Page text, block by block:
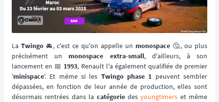
La Twingo 🚘️, c'est ce qu'on appelle un monospace 🤔, ou plus
précisément un monospace extra-small, d'ailleurs, à son
lancement en 📅 1993, Renault l'a également qualifiée de premier
'minispace'. Et même si les Twingo phase 1 peuvent sembler
dépassées, en fonction de leur année de production, elles sont
désormais rentrées dans la catégoriedesyoungtimers et même